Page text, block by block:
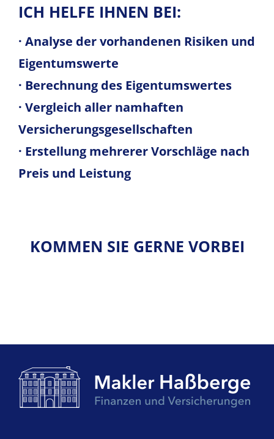
ICH HELFE IHNEN BEI:
· Analyse der vorhandenen Risiken und
Eigentumswerte
· Berechnung des Eigentumswertes
· Vergleich aller namhaften
Versicherungsgesellschaften
· Erstellung mehrerer Vorschläge nach
Preis und Leistung
KOMMEN SIE GERNE VORBEI